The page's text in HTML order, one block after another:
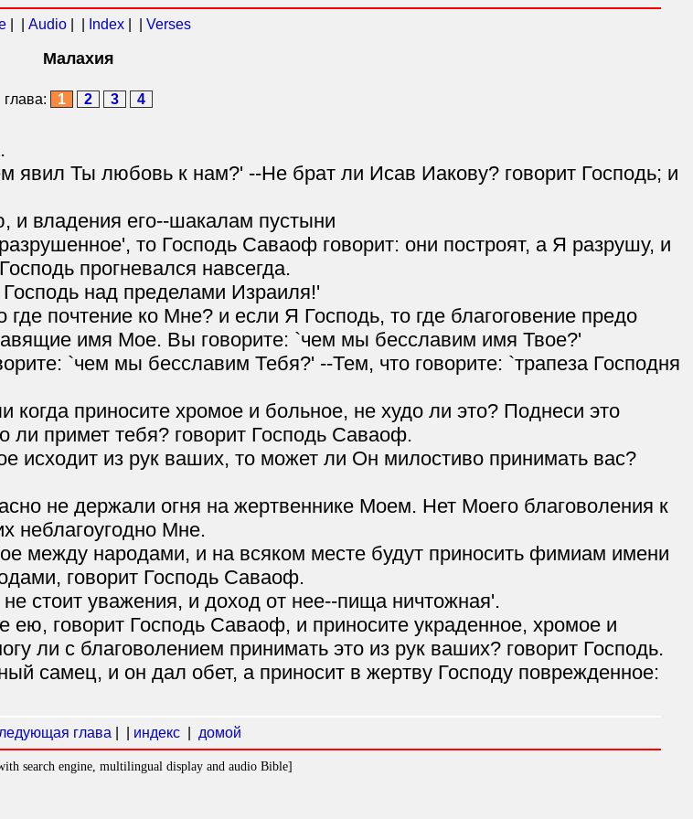
| | Audio| | Index| | Verses
Малахия
глава: 1 2 3 4
явил Ты любовь к нам?' --Не брат ли Исав Иакову? говорит Господь; и
и владения его--шакалам пустыни
то Господь Саваоф говорит: они построят, а Я разрушу, и
прогневался навсегда.
над пределами Израиля!'
почтение ко Мне? и если Я Господь, то где благоговение предо
имя Мое. Вы говорите: `чем мы бесславим имя Твое?'
`чем мы бесславим Тебя?' --Тем, что говорите: `трапеза Господня
приносите хромое и больное, не худо ли это? Поднеси это
ли примет тебя? говорит Господь Саваоф.
исходит из рук ваших, то может ли Он милостиво принимать вас?
не держали огня на жертвеннике Моем. Нет Моего благоволения к
неблагоугодно Мне.
между народами, и на всяком месте будут приносить фимиам имени
говорит Господь Саваоф.
стоит уважения, и доход от нее--пища ничтожная'.
ею, говорит Господь Саваоф, и приносите украденное, хромое и
ли с благоволением принимать это из рук ваших? говорит Господь.
самец, и он дал обет, а приносит в жертву Господу поврежденное:
глава индекс| домой
search engine, multilingual display and audio Bible]